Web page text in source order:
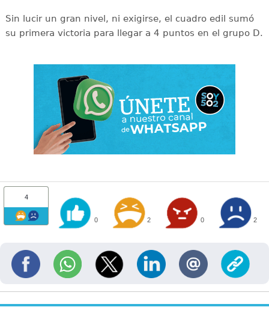
Sin lucir un gran nivel, ni exigirse, el cuadro edil sumó
su primera victoria para llegar a 4 puntos en el grupo D.
4
0 2 0 2